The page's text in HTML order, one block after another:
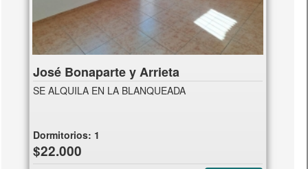
José Bonaparte y Arrieta
SE ALQUILA EN LA BLANQUEADA
Dormitorios: 1
$22.000